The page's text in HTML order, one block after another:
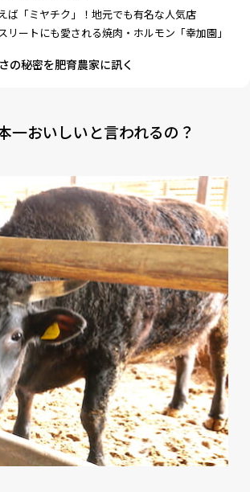
ば「ミヤチク」！地元でも有名な人気店
リートにも愛される焼肉・ホルモン「幸加園」
の秘密を肥育農家に訊く
一おいしいと言われるの？